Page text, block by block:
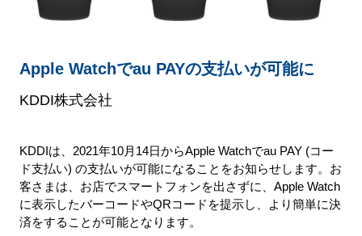
Apple Watchでau PAYの支払いが可能に
KDDI株式会社
KDDIは、2021年10月14日からApple Watchでau PAY (コー
ド支払い) の支払いが可能になることをお知らせします。お
客さまは、お店でスマートフォンを出さずに、Apple Watch
に表示したバーコードやQRコードを提示し、より簡単に決
済をすることが可能となります。